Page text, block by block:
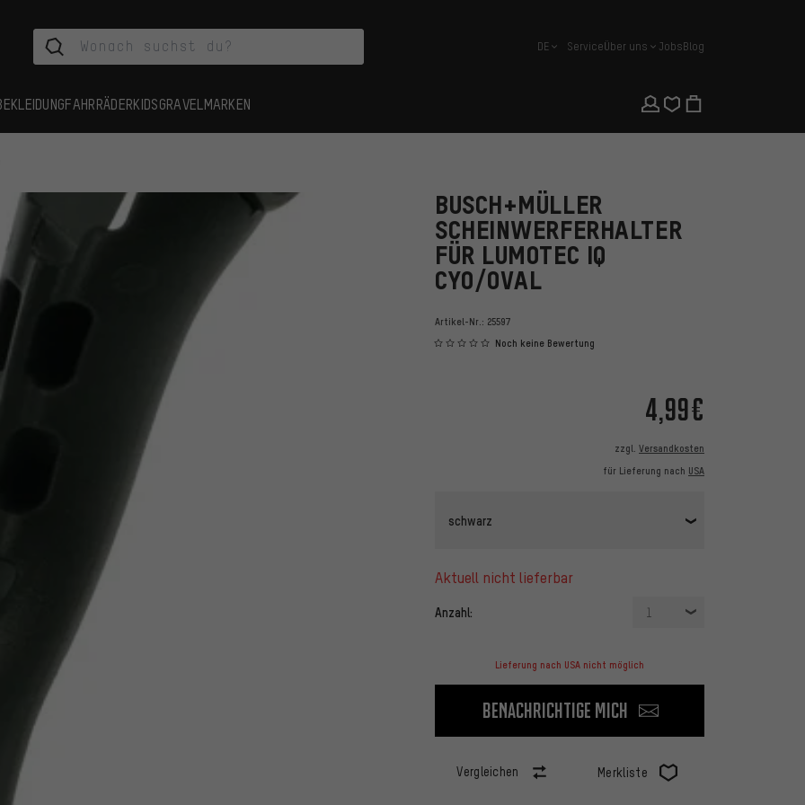
Deutsch
DE ServiceÜber uns JobsBlog
FAHRRÄDERKIDSGRAVEL MARKEN
BUSCH+MÜLLER
SCHEINWERFERHALTER
FÜR LUMOTEC IQ
CYO/OVAL
Artikel-Nr.: 25597
Noch keine Bewertung
4,99€
zzgl. Versandkosten
für Lieferung nach USA
schwarz
aktuell nicht lieferbar
Anzahl: 1
Lieferung nach USA nicht möglich
Benachrichtige mich
Vergleichen Merkliste